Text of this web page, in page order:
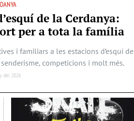
de la Cerdanya:
per a tota la família
i familiars a les estacions d’esquí de
competicions i molt més.
del 2026